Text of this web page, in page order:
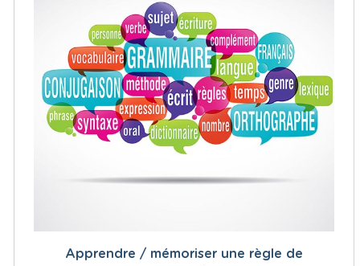
Apprendre / mémoriser une règle de